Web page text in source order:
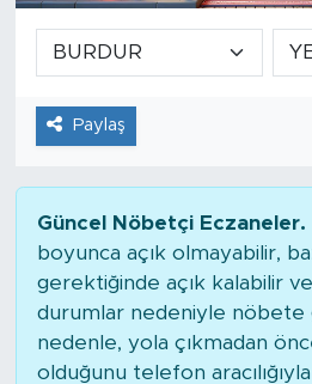
Paylaş
Güncel Nöbetçi Eczaneler.
boyunca açık olmayabilir,
gerektiğinde açık kalabilir
durumlar nedeniyle nöbete
nedenle, yola çıkmadan
olduğunu telefon